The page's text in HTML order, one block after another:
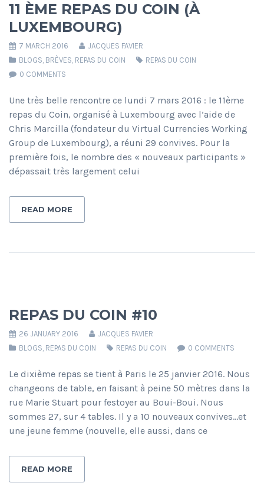
11 ÈME REPAS DU COIN (À
LUXEMBOURG)
7 MARCH 2016
JACQUES FAVIER
BLOGS, BRÈVES, REPAS DU COIN
REPAS DU COIN
0 COMMENTS
Une très belle rencontre ce lundi 7 mars 2016 : le 11ème
repas du Coin, organisé à Luxembourg avec l’aide de
Chris Marcilla (fondateur du Virtual Currencies Working
Group de Luxembourg), a réuni 29 convives. Pour la
première fois, le nombre des « nouveaux participants »
dépassait très largement celui
READ MORE
REPAS DU COIN #10
26 JANUARY 2016
JACQUES FAVIER
BLOGS, REPAS DU COIN REPAS DU COIN 0 COMMENTS
Le dixième repas se tient à Paris le 25 janvier 2016. Nous
changeons de table, en faisant à peine 50 mètres dans la
rue Marie Stuart pour festoyer au Boui-Boui. Nous
sommes 27, sur 4 tables. Il y a 10 nouveaux convives…et
une jeune femme (nouvelle, elle aussi, dans ce
READ MORE